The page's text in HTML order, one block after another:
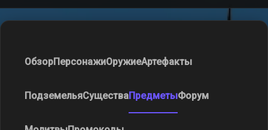
ОбзорПерсонажиОружиеАртефакты
ПодземельяСуществаПредметыФорум